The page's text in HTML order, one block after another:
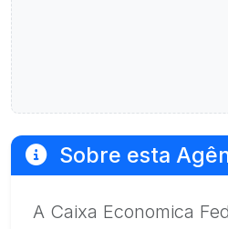
Sobre esta
A Caixa Economica